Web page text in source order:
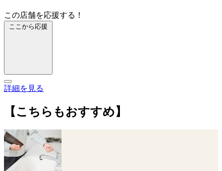
この店舗を応援する！
ここから応援
詳細を見る
【こちらもおすすめ】